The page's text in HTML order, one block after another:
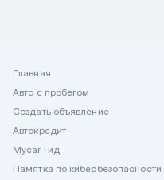
Главная
Авто с пробегом
Создать объявление
Автокредит
Mycar Гид
Памятка по кибербезопасности